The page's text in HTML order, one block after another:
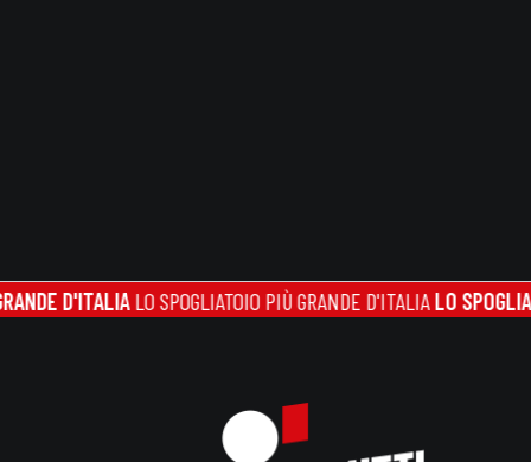
D'ITALIALO SPOGLIATOIO PIÙ GRANDE D'ITALIALO SPOGLIATOIO